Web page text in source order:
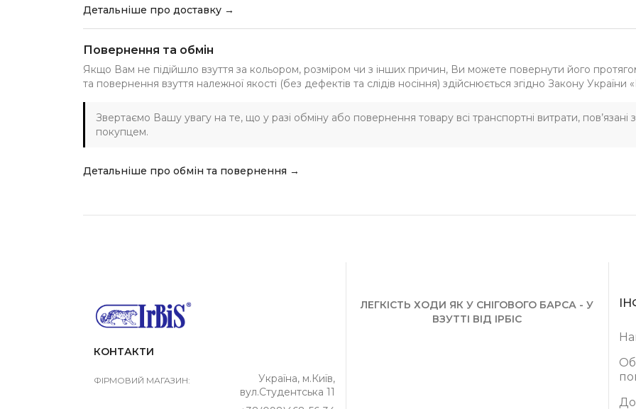
Детальніше про доставку →
Повернення та обмін
Якщо Вам не підійшло взуття за кольором, розміром чи з інших причин, Ви можете повернути його
та повернення взуття належної якості (без дефектів та слідів носіння) здійснюється згідно Закону України
Звертаємо Вашу увагу на те, що у разі обміну або повернення товару всі транспортні витрати,
покупцем.
Детальніше про обмін та повернення →
КОНТАКТИ
ФІРМОВИЙ МАГАЗИН:
Україна, м.Київ,
вул.Студентська 11
ЛЕГКІСТЬ ХОДИ ЯК У СНІГОВОГО БАРСА - У
ВЗУТТІ ВІД ІРБІС